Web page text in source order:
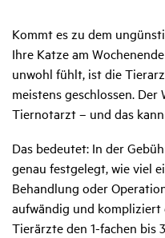
Kommt es zu dem
Ihre Katze am
unwohl fühlt, ist die
meistens geschlossen.
Tiernotarzt – und das
Das bedeutet: In der
genau festgelegt, wie viel
Behandlung oder
aufwändig und kompliziert
Tierärzte den 1-fachen bis